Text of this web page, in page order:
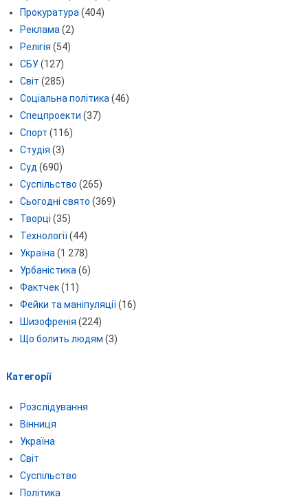
Прокуратура (404)
Реклама (2)
Релігія (54)
СБУ(127)
Світ (285)
Соціальна політика (46)
Спецпроекти (37)
Спорт (116)
Студія (3)
Суд (690)
Суспільство (265)
Сьогодні свято (369)
Творці (35)
Технології(44)
Україна (1 278)
Урбаністика (6)
Фактчек(11)
Фейки та маніпуляції(16)
Шизофренія (224)
Що болить людям (3)
Категорії
Розслідування
Вінниця
Україна
Світ
Суспільство
Політика